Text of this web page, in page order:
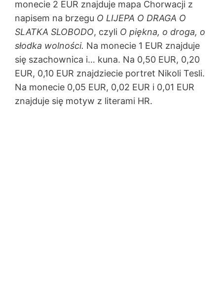
monecie 2 EUR znajduje mapa Chorwacji z
napisem na brzegu O LIJEPA O DRAGA O
SLATKA SLOBODO, czyli O piękna, o droga, o
słodka wolności. Na monecie 1 EUR znajduje
się szachownica i… kuna. Na 0,50 EUR, 0,20
EUR, 0,10 EUR znajdziecie portret Nikoli Tesli.
Na monecie 0,05 EUR, 0,02 EUR i 0,01 EUR
znajduje się motyw z literami HR.